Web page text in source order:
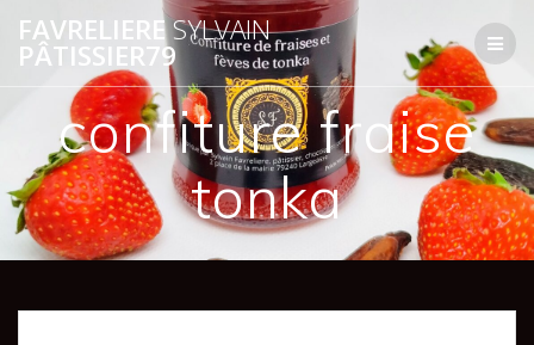
Passer
au
contenu
FAVRELIERESYLVAIN
PÂTISSIER79
confiture fraise
tonka